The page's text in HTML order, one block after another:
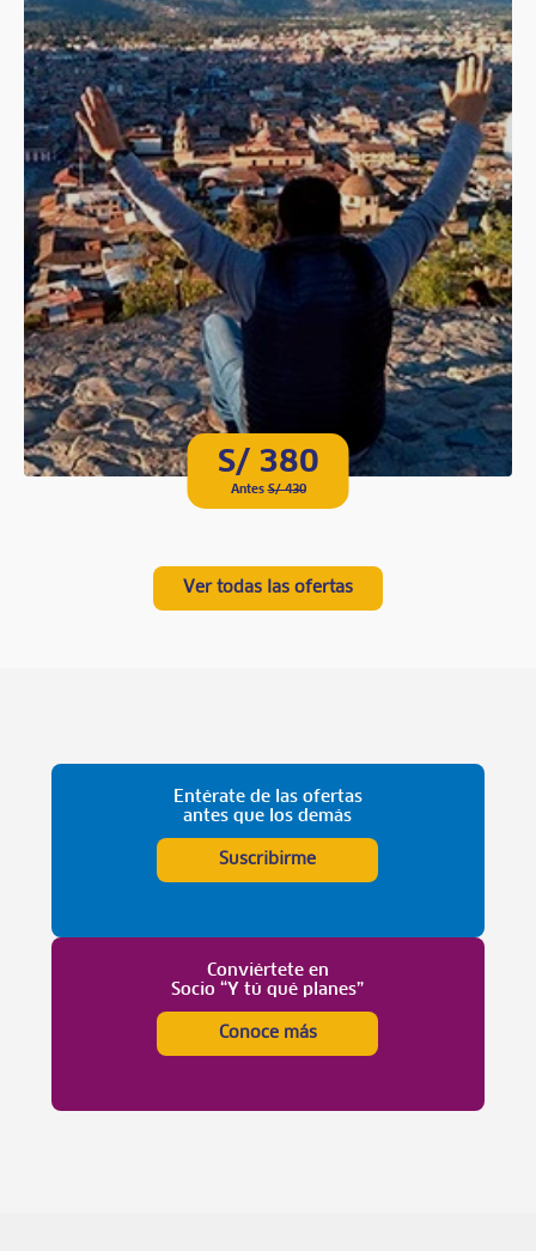
S/ 380
AntesS/ 430
Ver todas las ofertas
Entérate de las ofertas
antes que los demás
Suscribirme
Conviértete en
Socio “Y tú qué planes”
Conoce más